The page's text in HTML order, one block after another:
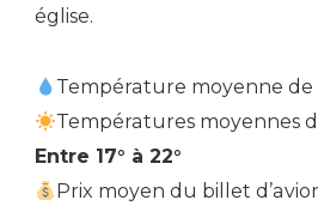
église.
Température moyenne de
Températures moyennes
Entre 17° à 22°
Prix moyen du billet